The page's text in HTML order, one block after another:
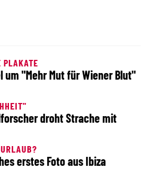
PLAKATE
um "Mehr Mut für Wiener Blut"
droht Strache mit
erstes Foto aus Ibiza